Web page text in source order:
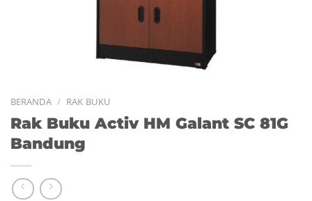
BERANDA / RAK BUKU
Rak Buku Activ HM Galant SC 81G
Bandung